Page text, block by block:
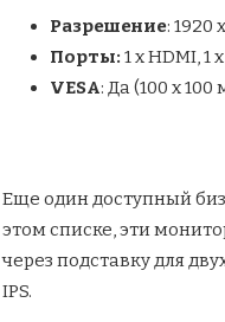
Разрешение: 1920
Порты: 1 х HDMI, 1
VESA: Да (100 х 100
Еще один доступный
этом списке, эти
через подставку для
IPS.